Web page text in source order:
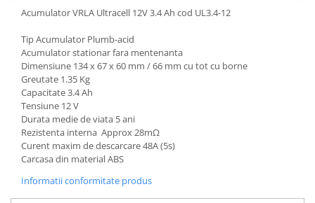
Baterii si acumulatori gel si VRLA
Baterii si acumulatori AGM VRLA
de 6-12 V
Acumulatori Moto, ATV
GEL
AGM
Li-Ion
SLA AGM (Sealed Lead Acid)
Deep Cycle - Tractiune/Semi-
Acumulator VRLA Ultracell 12V 3.4 Ah cod UL3.4-12
Tip Acumulator Plumb-acid
Acumulator stationar fara mentenanta
Dimensiune 134 x 67 x 60 mm / 66 mm cu tot cu borne
Greutate 1.35 Kg
Capacitate 3.4 Ah
Tensiune 12 V
Durata medie de viata 5 ani
Rezistenta interna Approx 28mΩ
Curent maxim de descarcare 48A (5s)
Carcasa din material ABS
Informatii conformitate produs